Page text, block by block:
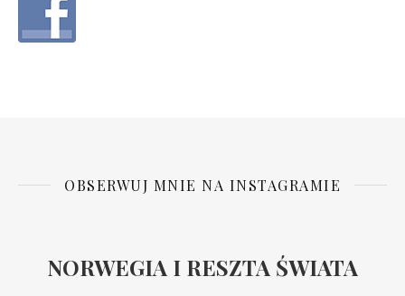
OBSERWUJ MNIE NA INSTAGRAMIE
NORWEGIA I RESZTA ŚWIATA